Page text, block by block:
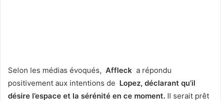
Selon les médias évoqués, Affleck a répondu
positivement aux intentions de Lopez, déclarant qu’il
désire l’espace et la sérénité en ce moment. Il serait prêt